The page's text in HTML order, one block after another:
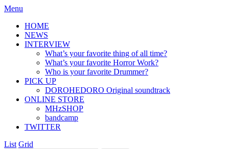
Menu
HOME
NEWS
INTERVIEW
What’s your favorite thing of all time?
What’s your favorite Horror Work?
Who is your favorite Drummer?
PICK UP
DOROHEDORO Original soundtrack
ONLINE STORE
MHzSHOP
bandcamp
TWITTER
List Grid